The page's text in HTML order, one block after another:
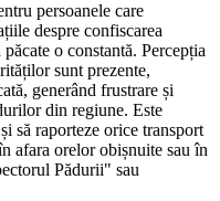
persoanele care
despre confiscarea
o constantă. Percepția
sunt prezente,
generând frustrare și
din regiune. Este
să raporteze orice transport
afara orelor obișnuite sau în
Pădurii" sau